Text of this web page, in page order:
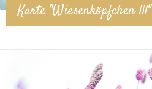
Karte "Wiesenköpfchen lll"